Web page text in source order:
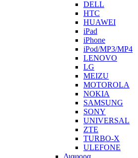
DELL
HTC
HUAWEI
iPad
iPhone
iPod/MP3/MP4
LENOVO
LG
MEIZU
MOTOROLA
NOKIA
SAMSUNG
SONY
UNIVERSAL
ZTE
TURBO-X
ULEFONE
Διαφορα